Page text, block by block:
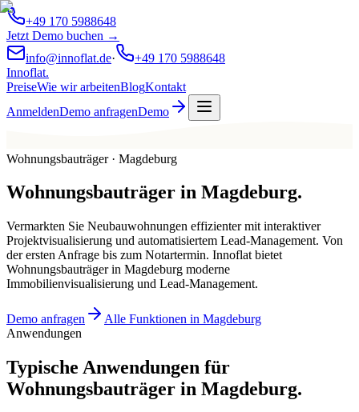
+49 170 5988648
Jetzt Demo buchen →
info@innoflat.de·
+49 170 5988648
Innoflat.
PreiseWie wir arbeitenBlogKontakt
AnmeldenDemo anfragenDemo
Wohnungsbauträger · Magdeburg
Wohnungsbauträger in Magdeburg.
Vermarkten Sie Neubauwohnungen effizienter mit interaktiver
Projektvisualisierung und automatisiertem Lead-Management. Von
der ersten Anfrage bis zum Notartermin. Innoflat bietet
Wohnungsbauträger in Magdeburg moderne
Immobilienvisualisierung und Lead-Management.
Demo anfragen
Alle Funktionen in Magdeburg
Anwendungen
Typische Anwendungen für
Wohnungsbauträger in Magdeburg.